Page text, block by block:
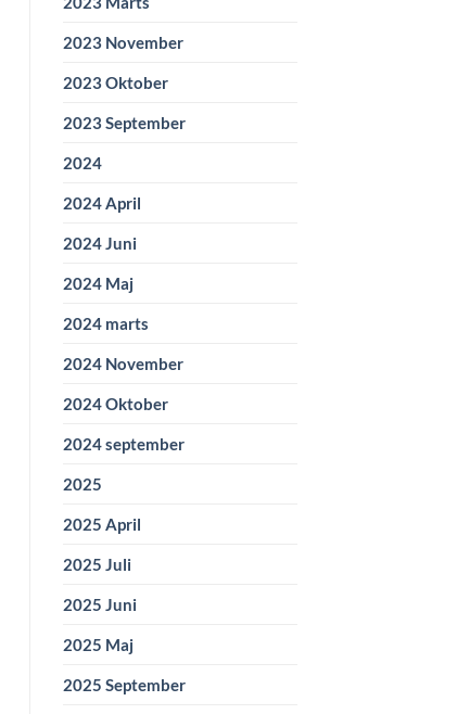
2023 November
2023 Oktober
2023 September
2024
2024 April
2024 Juni
2024 Maj
2024 marts
2024 November
2024 Oktober
2024 september
2025
2025 April
2025 Juli
2025 Juni
2025 Maj
2025 September